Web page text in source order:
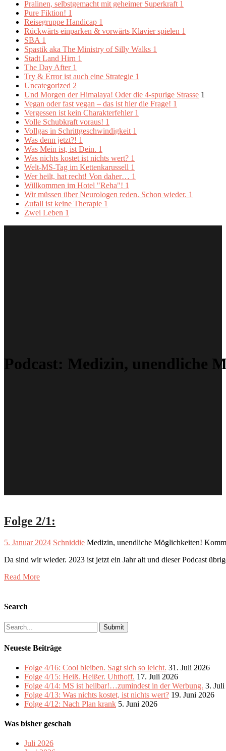
Pralinen, selbstgemacht mit geheimer Superkraft 1
Pure Fiktion! 1
Reisegruppe Handicap 1
Rückwärts einparken & vorwärts Klavier spielen 1
SBA 1
Spastik aka The Ministry of Silly Walks 1
Stadt Land Hirn 1
The Day After 1
Try & Error ist auch eine Strategie 1
Uncategorized 2
Und Morgen der Himalaya! Oder die 4-spurige Strasse 1
Vegan oder fast vegan – das ist hier die Frage! 1
Vergessen ist kein Charakterfehler 1
Volle Schubkraft voraus! 1
Vollgas in Schrittgeschwindigkeit 1
Was denn jetzt?! 1
Was Mein ist, ist Dein. 1
Was nichts kostet ist nichts wert? 1
Welt-MS-Tag im Kettenkarussell 1
Wer heilt, hat recht! Von daher… 1
Willkommen im Hotel "Reha"! 1
Wir müssen über Neurologen reden. Schon wieder. 1
Zufall ist keine Therapie 1
Zwei Leben 1
Podcast: Medizin, unendliche
Folge 2/1:
5. Januar 2024 Schniddie Medizin, unendliche Möglichkeiten!
Da sind wir wieder. 2023 ist jetzt ein Jahr alt und dieser Podcast
Read More
Search
Search
for:
Neueste Beiträge
Folge 4/16: Cool bleiben. Sagt sich so leicht. 31. Juli 2026
Folge 4/15: Heiß. Heißer. Uhthoff. 17. Juli 2026
Folge 4/14: MS ist heilbar!…zumindest in der Werbung. 3.
Folge 4/13: Was nichts kostet, ist nichts wert? 19. Juni 2026
Folge 4/12: Nach Plan krank 5. Juni 2026
Was bisher geschah
Juli 2026